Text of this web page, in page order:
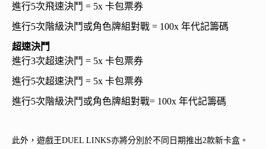
進行5次飛速決鬥 = 5x 卡包票券
進行5次階級決鬥或角色牌組對戰 = 100x 年代記籌碼
超速決鬥
進行3次超速決鬥 = 5x 卡包票券
進行5次超速決鬥 = 5x 卡包票券
進行5次階級決鬥或角色牌組對戰= 100x 年代記籌碼
此外，遊戲王DUEL LINKS亦將分別於不同日期推出2款新卡盒。